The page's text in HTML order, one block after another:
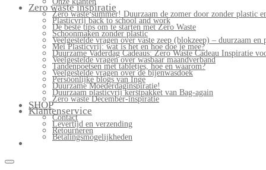
Zero waste inspiratie
Zero waste summer! Duurzaam de zomer door zonder plastic
Plasticvrij back to school and work
De beste tips om te starten met Zero Waste
Schoonmaken zonder plastic
Veelgestelde vragen over vaste zeep (blokzeep) – duurzaam
Mei Plasticvrij: wat is het en hoe doe je mee?
Duurzame Vaderdag Cadeaus: Zero Waste Cadeau Inspiratie
Veelgestelde vragen over wasbaar maandverband
Tandenpoetsen met tabletjes, hoe en waarom?
Veelgestelde vragen over de bijenwasdoek
Persoonlijke blogs van Inge
Duurzame Moederdaginspiratie!
Duurzaam plasticvrij kerstpakket van Bag-again
Zero waste December-inspiratie
SHOP
Klantenservice
Contact
Levertijd en verzending
Retourneren
Betalingsmogelijkheden